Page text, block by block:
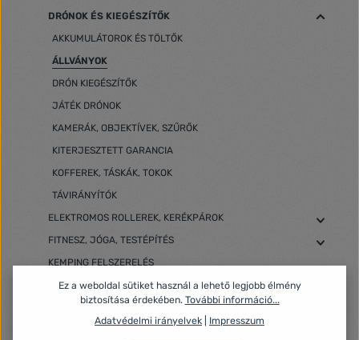
DRÓNOK ÉS KIEGÉSZÍTŐK
AKKUMULÁTOROK ÉS TÖLTŐK
ÁLLVÁNYOK
DRÓN KIEGÉSZÍTŐK
JÁTÉK DRÓNOK
KAMERÁK, OBJEKTÍVEK, SZŰRŐK
KITERJESZTETT GARANCIA
KOFFEREK, TÁSKÁK, TOKOK
TÁVIRÁNYÍTÓK
ELEKTROMOS ROLLEREK, KERÉKPÁROK
FITNESZ, JÓGA, TESTÉPÍTÉS
KEMPING FELSZERELÉS
KERÉKPÁR KIEGÉSZÍTŐK
Ez a weboldal sütiket használ a lehető legjobb élmény
biztosítása érdekében. További információ...
Adatvédelmi irányelvek
Impresszum